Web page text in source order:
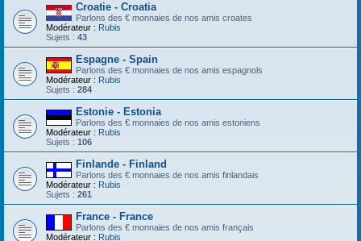
Croatie - Croatia
Parlons des € monnaies de nos amis croates
Modérateur : Rubis
Sujets : 43
Espagne - Spain
Parlons des € monnaies de nos amis espagnols
Modérateur : Rubis
Sujets : 284
Estonie - Estonia
Parlons des € monnaies de nos amis estoniens
Modérateur : Rubis
Sujets : 106
Finlande - Finland
Parlons des € monnaies de nos amis finlandais
Modérateur : Rubis
Sujets : 261
France - France
Parlons des € monnaies de nos amis français
Modérateur : Rubis